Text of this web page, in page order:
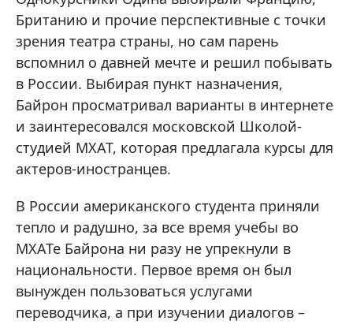
Британию и прочие перспективные с точки
зрения театра страны, но сам парень
вспомнил о давней мечте и решил побывать
в России. Выбирая пункт назначения,
Байрон просматривал варианты в интернете
и заинтересовался московской Школой-
студией МХАТ, которая предлагала курсы для
актеров-иностранцев.
В России американского студента приняли
тепло и радушно, за все время учебы во
МХАТе Байрона ни разу не упрекнули в
национальности. Первое время он был
вынужден пользоваться услугами
переводчика, а при изучении диалогов –